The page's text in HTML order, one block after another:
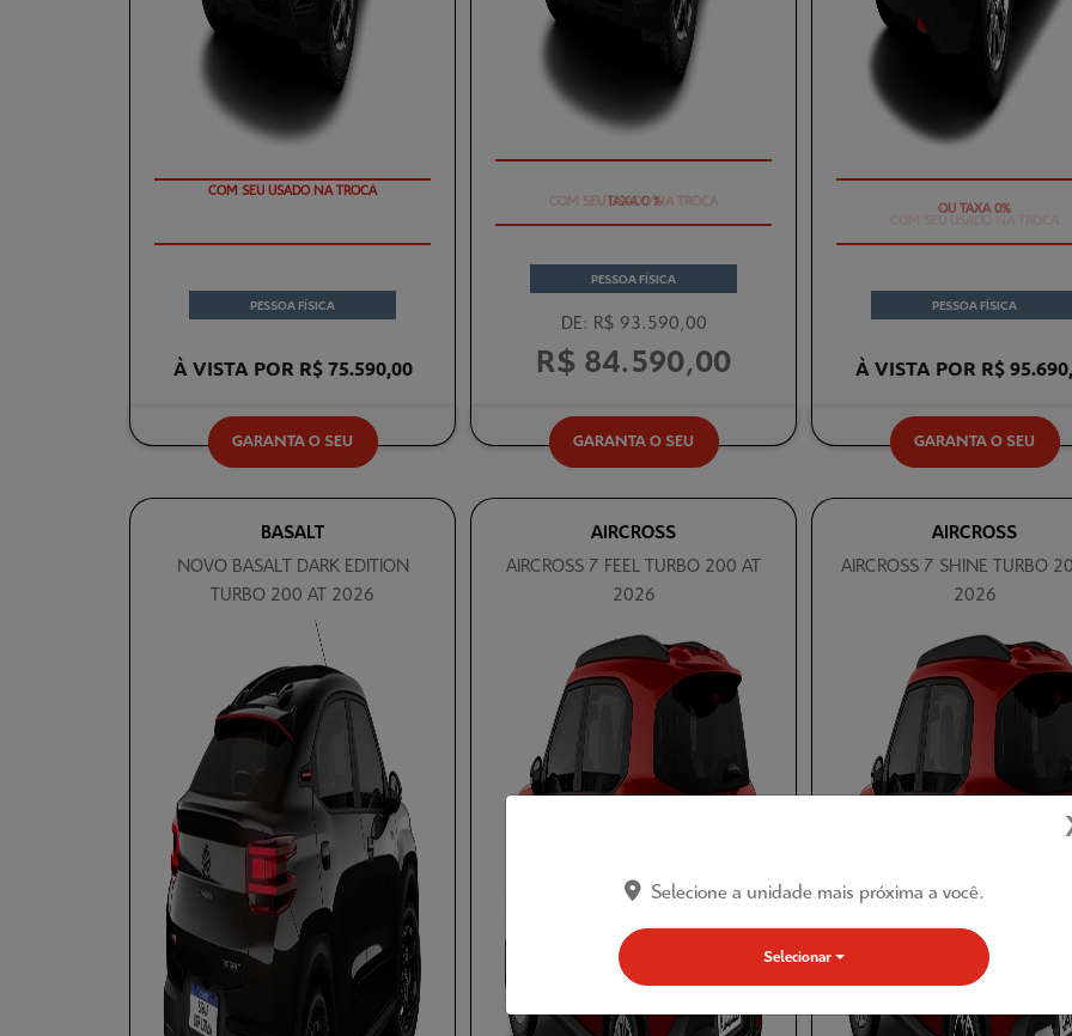
COM SEU USADO NA TROCA
À VISTA POR R$ 75.590,00
PESSOA FÍSICA
GARANTA O SEU
PESSOA FÍSICA
DE: R$ 93.590,00
R$ 84.590,00
GARANTA O SEU
À VISTA POR R$
PESSOA FÍSICA
GARANTA O SEU
BASALT
NOVO BASALT DARK EDITION
TURBO 200 AT 2026
AIRCROSS
AIRCROSS 7 FEEL TURBO 200 AT
2026
AIRCROSS
AIRCROSS 7 SHINE TURBO
2026
Selecione a unidade mais próxima a você.
Selecionar